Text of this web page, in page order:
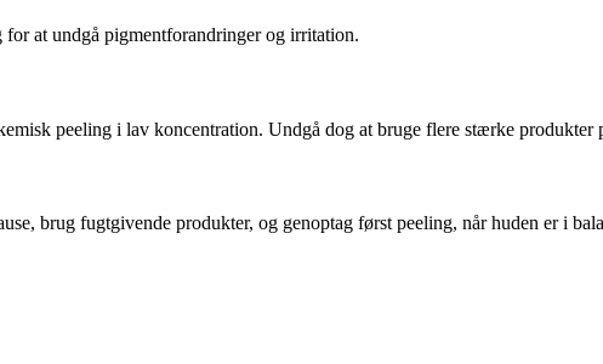
at undgå pigmentforandringer og irritation.
peeling i lav koncentration. Undgå dog at bruge flere stærke produkter
brug fugtgivende produkter, og genoptag først peeling, når huden er i